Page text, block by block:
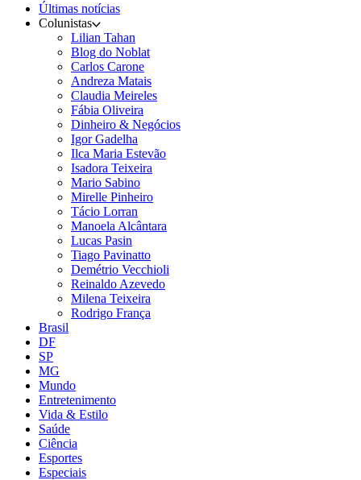
Últimas notícias
Colunistas
Lilian Tahan
Blog do Noblat
Carlos Carone
Andreza Matais
Claudia Meireles
Fábia Oliveira
Dinheiro & Negócios
Igor Gadelha
Ilca Maria Estevão
Isadora Teixeira
Mario Sabino
Mirelle Pinheiro
Tácio Lorran
Manoela Alcântara
Lucas Pasin
Tiago Pavinatto
Demétrio Vecchioli
Reinaldo Azevedo
Milena Teixeira
Rodrigo França
Brasil
DF
SP
MG
Mundo
Entretenimento
Vida & Estilo
Saúde
Ciência
Esportes
Especiais